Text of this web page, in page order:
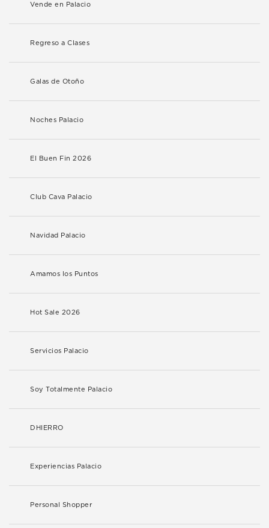
Vende en Palacio
Regreso a Clases
Galas de Otoño
Noches Palacio
El Buen Fin 2026
Club Cava Palacio
Navidad Palacio
Amamos los Puntos
Hot Sale 2026
Servicios Palacio
Soy Totalmente Palacio
DHIERRO
Experiencias Palacio
Personal Shopper